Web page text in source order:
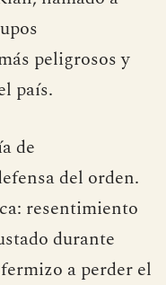
peligrosos y
país.
de
del orden.
resentimiento
durante
a perder el